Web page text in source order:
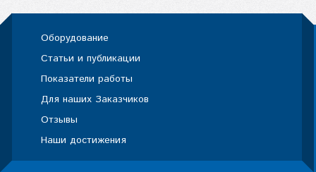
Оборудование
Статьи и публикации
Показатели работы
Для наших Заказчиков
Отзывы
Наши достижения